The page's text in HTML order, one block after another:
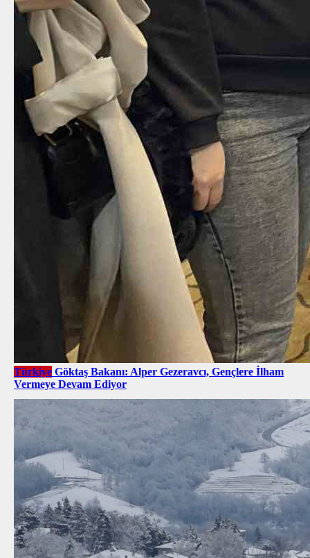
Türkiye Göktaş Bakanı: Alper Gezeravcı, Gençlere İlham
Vermeye Devam Ediyor